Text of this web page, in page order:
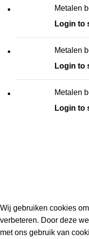
Metalen
Login to
Metalen
Login to
Metalen
Login to
Wij gebruiken cookies
verbeteren. Door deze
met ons gebruik van